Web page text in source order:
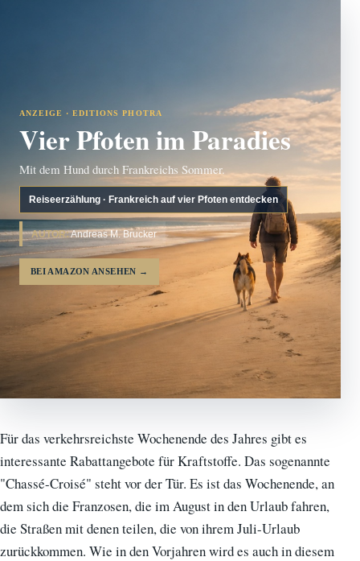
ANZEIGE · EDITIONS PHOTRA
Vier Pfoten im Paradies
Mit dem Hund durch Frankreichs Sommer.
Reiseerzählung · Frankreich auf vier Pfoten entdecken
AUTOR:Andreas M. Brucker
BEI AMAZON ANSEHEN →
Für das verkehrsreichste Wochenende des Jahres gibt es
interessante Rabattangebote für Kraftstoffe. Das sogenannte
"Chassé-Croisé" steht vor der Tür. Es ist das Wochenende, an
dem sich die Franzosen, die im August in den Urlaub fahren,
die Straßen mit denen teilen, die von ihrem Juli-Urlaub
zurückkommen. Wie in den Vorjahren wird es auch in diesem